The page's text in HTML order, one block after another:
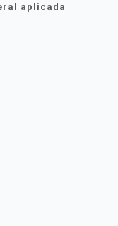
aplicada